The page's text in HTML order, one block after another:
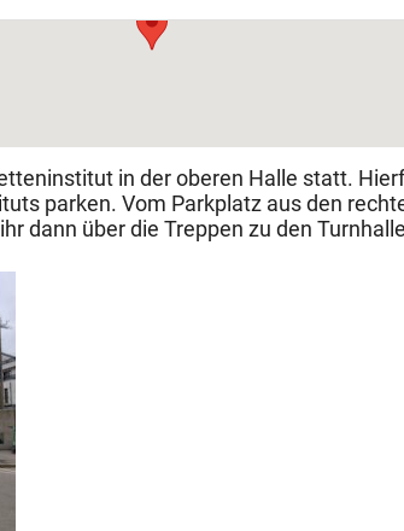
in der oberen Halle statt.
parken. Vom Parkplatz aus den
dann über die Treppen zu den